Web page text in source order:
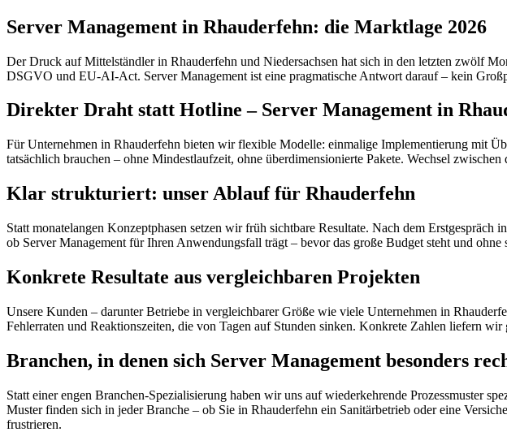
Server Management in Rhauderfehn: die Marktlage 2026
Der Druck auf Mittelständler in Rhauderfehn und Niedersachsen hat sich in den letzten zwölf
DSGVO und EU-AI-Act. Server Management ist eine pragmatische Antwort darauf – kein
Direkter Draht statt Hotline – Server Management in
Für Unternehmen in Rhauderfehn bieten wir flexible Modelle: einmalige Implementierung mit
tatsächlich brauchen – ohne Mindestlaufzeit, ohne überdimensionierte Pakete. Wechsel
Klar strukturiert: unser Ablauf für Rhauderfehn
Statt monatelangen Konzeptphasen setzen wir früh sichtbare Resultate. Nach dem
ob Server Management für Ihren Anwendungsfall trägt – bevor das große Budget steht und
Konkrete Resultate aus vergleichbaren Projekten
Unsere Kunden – darunter Betriebe in vergleichbarer Größe wie viele Unternehmen in
Fehlerraten und Reaktionszeiten, die von Tagen auf Stunden sinken. Konkrete Zahlen liefern wir
Branchen, in denen sich Server Management besonders
Statt einer engen Branchen-Spezialisierung haben wir uns auf wiederkehrende Prozessmuster
Muster finden sich in jeder Branche – ob Sie in Rhauderfehn ein Sanitärbetrieb oder eine
frustrieren.